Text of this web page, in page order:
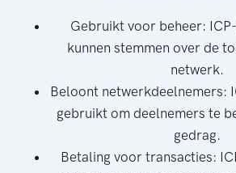
Gebruikt voor beheer:
kunnen stemmen over de
netwerk.
Beloont netwerkdeelnemers:
gebruikt om deelnemers te
gedrag.
Betaling voor transacties: